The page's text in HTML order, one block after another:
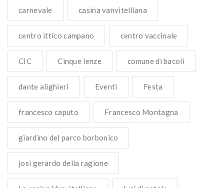
carnevale casina vanvitelliana
centro ittico campano centro vaccinale
CIC Cinque lenze comune di bacoli
dante alighieri Eventi Festa
francesco caputo Francesco Montagna
giardino del parco borbonico
josi gerardo della ragione